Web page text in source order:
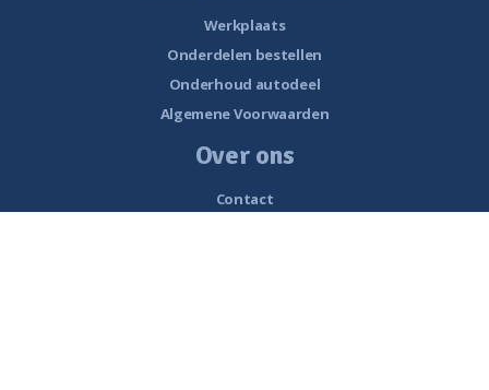
Werkplaats
Onderdelen bestellen
Onderhoud autodeel
Algemene Voorwaarden
Over ons
Contact